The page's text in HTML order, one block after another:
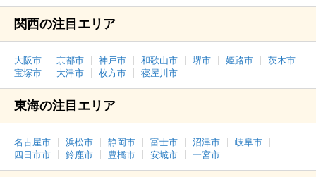
関西の注目エリア
大阪市 京都市 神戸市 和歌山市 堺市 姫路市
茨木市
宝塚市
大津市 枚方市 寝屋川市
東海の注目エリア
名古屋市 浜松市 静岡市 富士市 沼津市
岐阜市
四日市市
鈴鹿市 豊橋市 安城市 一宮市